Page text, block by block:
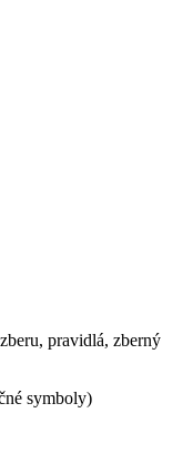
pravidlá, zberný
symboly)